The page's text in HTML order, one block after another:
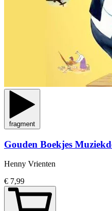
fragment
Gouden Boekjes
Henny Vrienten
€ 7,99